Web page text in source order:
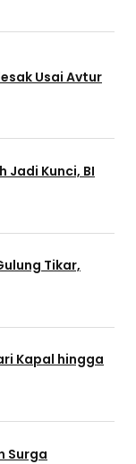
Usai Avtur
Jadi Kunci, BI
Tikar,
Kapal hingga
Surga